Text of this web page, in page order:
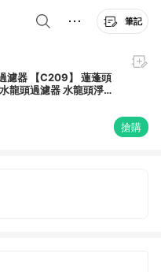
筆記
濾器 【C209】 蓮蓬頭
龍頭過濾器 水龍頭淨水
搶購